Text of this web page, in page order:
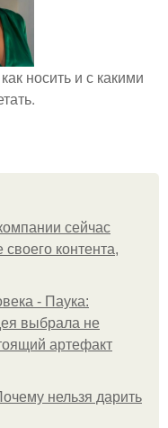
носить и с какими
сейчас
контента,
- Паука:
выбрала не
артефакт
нельзя дарить